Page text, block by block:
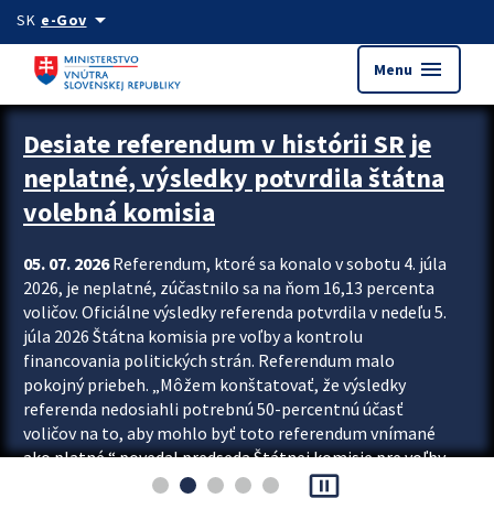
Preskocit na hlavný obsah
SK e-Govarrow_drop_down
Menu menu
Zastavit automatický posun upútavok
Desiate referendum v histórii SR je
neplatné, výsledky potvrdila štátna
volebná komisia
05. 07. 2026Referendum, ktoré sa konalo v sobotu 4. júla
2026, je neplatné, zúčastnilo sa na ňom 16,13 percenta
voličov. Oficiálne výsledky referenda potvrdila v nedeľu 5.
júla 2026 Štátna komisia pre voľby a kontrolu
financovania politických strán. Referendum malo
pokojný priebeh. „Môžem konštatovať, že výsledky
referenda nedosiahli potrebnú 50-percentnú účasť
voličov na to, aby mohlo byť toto referendum vnímané
ako platné,“ povedal predseda Štátnej komisie pre voľby
a kontrolu financovania politických...
pause_presentation